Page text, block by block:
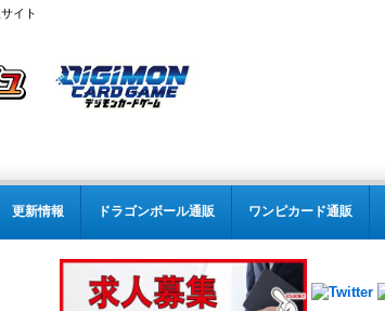
イト
更新情報 ドラゴンボール通販 ワンピカード通販